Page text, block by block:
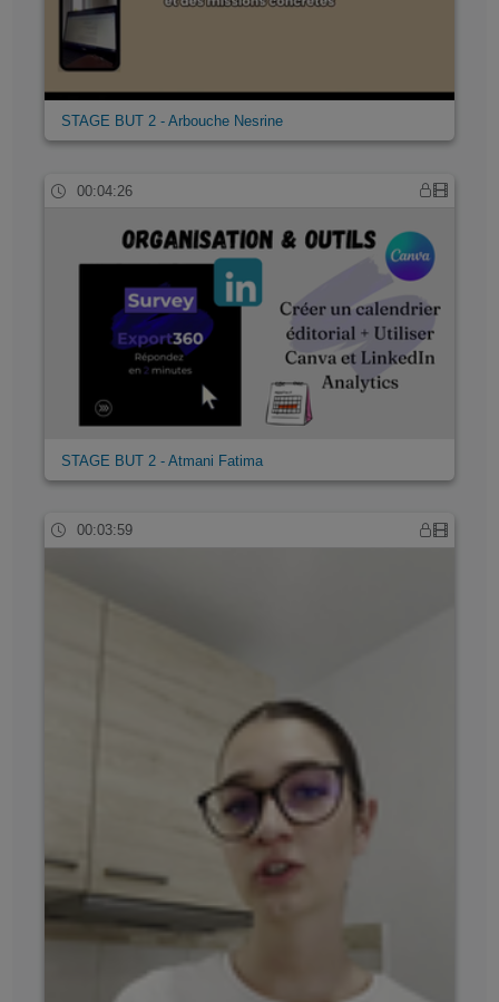
STAGE BUT 2 - Arbouche Nesrine
00:04:26
STAGE BUT 2 - Atmani Fatima
00:03:59